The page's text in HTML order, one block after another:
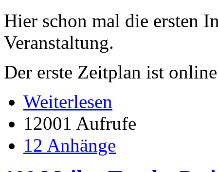
Hier schon mal die ersten
Veranstaltung.
Der erste Zeitplan ist online
Weiterlesen
12001 Aufrufe
12 Anhänge